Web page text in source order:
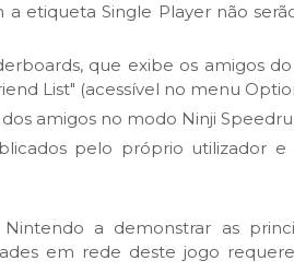
etiqueta Single Player não
que exibe os amigos
List" (acessível no menu
amigos no modo Ninji
pelo próprio utilizador e
a demonstrar as
em rede deste jogo